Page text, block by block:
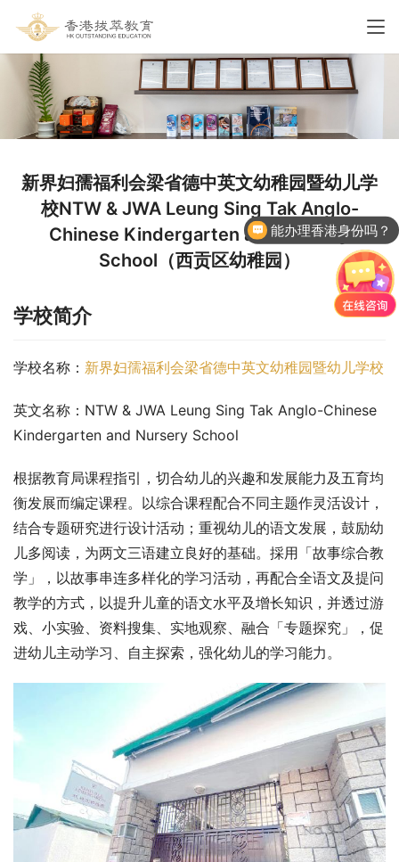
新界妇孺福利会梁省德中英文幼稚园暨幼儿学
校NTW & JWA Leung Sing Tak Anglo-
Chinese Kindergarten and Nursery
School（西贡区幼稚园）
学校简介
学校名称： 新界妇孺福利会梁省德中英文幼稚园暨幼儿学校
英文名称：NTW & JWA Leung Sing Tak Anglo-Chinese
Kindergarten and Nursery School
根据教育局课程指引，切合幼儿的兴趣和发展能力及五育均
衡发展而编定课程。以综合课程配合不同主题作灵活设计，
结合专题研究进行设计活动；重视幼儿的语文发展，鼓励幼
儿多阅读，为两文三语建立良好的基础。採用「故事综合教
学」，以故事串连多样化的学习活动，再配合全语文及提问
教学的方式，以提升儿童的语文水平及增长知识，并透过游
戏、小实验、资料搜集、实地观察、融合「专题探究」，促
进幼儿主动学习、自主探索，强化幼儿的学习能力。
能办理香港身份吗？